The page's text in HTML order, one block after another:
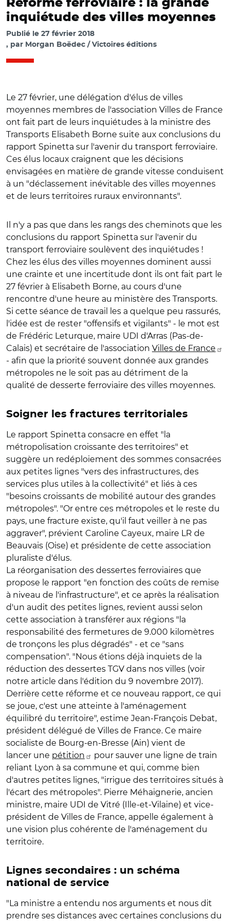
Réforme ferroviaire : la grande
inquiétude des villes moyennes
Publié le 27 février 2018
par Morgan Boëdec / Victoires éditions
Le 27 février, une délégation d'élus de villes
moyennes membres de l'association Villes de France
ont fait part de leurs inquiétudes à la ministre des
Transports Elisabeth Borne suite aux conclusions du
rapport Spinetta sur l'avenir du transport ferroviaire.
Ces élus locaux craignent que les décisions
envisagées en matière de grande vitesse conduisent
à un "déclassement inévitable des villes moyennes
et de leurs territoires ruraux environnants".
Il n'y a pas que dans les rangs des cheminots que les
conclusions du rapport Spinetta sur l'avenir du
transport ferroviaire soulèvent des inquiétudes !
Chez les élus des villes moyennes dominent aussi
une crainte et une incertitude dont ils ont fait part le
27 février à Elisabeth Borne, au cours d'une
rencontre d'une heure au ministère des Transports.
Si cette séance de travail les a quelque peu rassurés,
l'idée est de rester "offensifs et vigilants" - le mot est
de Frédéric Leturque, maire UDI d'Arras (Pas-de-
Calais) et secrétaire de l'association Villes de France
- afin que la priorité souvent donnée aux grandes
métropoles ne le soit pas au détriment de la
qualité de desserte ferroviaire des villes moyennes.
Soigner les fractures territoriales
Le rapport Spinetta consacre en effet "la
métropolisation croissante des territoires" et
suggère un redéploiement des sommes consacrées
aux petites lignes "vers des infrastructures, des
services plus utiles à la collectivité" et liés à ces
"besoins croissants de mobilité autour des grandes
métropoles". "Or entre ces métropoles et le reste du
pays, une fracture existe, qu'il faut veiller à ne pas
aggraver", prévient Caroline Cayeux, maire LR de
Beauvais (Oise) et présidente de cette association
pluraliste d'élus.
La réorganisation des dessertes ferroviaires que
propose le rapport "en fonction des coûts de remise
à niveau de l'infrastructure", et ce après la réalisation
d'un audit des petites lignes, revient aussi selon
cette association à transférer aux régions "la
responsabilité des fermetures de 9.000 kilomètres
de tronçons les plus dégradés" - et ce "sans
compensation". "Nous étions déjà inquiets de la
réduction des dessertes TGV dans nos villes (voir
notre article dans l'édition du 9 novembre 2017).
Derrière cette réforme et ce nouveau rapport, ce qui
se joue, c'est une atteinte à l'aménagement
équilibré du territoire", estime Jean-François Debat,
président délégué de Villes de France. Ce maire
socialiste de Bourg-en-Bresse (Ain) vient de
lancer une pétition
pour sauver une ligne de train
reliant Lyon à sa commune et qui, comme bien
d'autres petites lignes, "irrigue des territoires situés à
l'écart des métropoles". Pierre Méhaignerie, ancien
ministre, maire UDI de Vitré (Ille-et-Vilaine) et vice-
président de Villes de France, appelle également à
une vision plus cohérente de l'aménagement du
territoire.
Lignes secondaires : un schéma
national de service
"La ministre a entendu nos arguments et nous dit
prendre ses distances avec certaines conclusions du